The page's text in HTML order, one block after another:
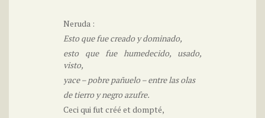
Neruda :
Esto que fue creado y dominado,
esto que fue humedecido, usado,
visto,
yace – pobre pañuelo – entre las olas
de tierro y negro azufre.
Ceci qui fut créé et dompté,